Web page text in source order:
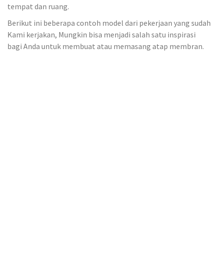
tempat dan ruang.
Berikut ini beberapa contoh model dari pekerjaan yang sudah
Kami kerjakan, Mungkin bisa menjadi salah satu inspirasi
bagi Anda untuk membuat atau memasang atap membran.